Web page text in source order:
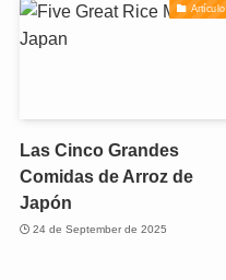
Artículo
Las Cinco Grandes
Comidas de Arroz de
Japón
24 de September de 2025